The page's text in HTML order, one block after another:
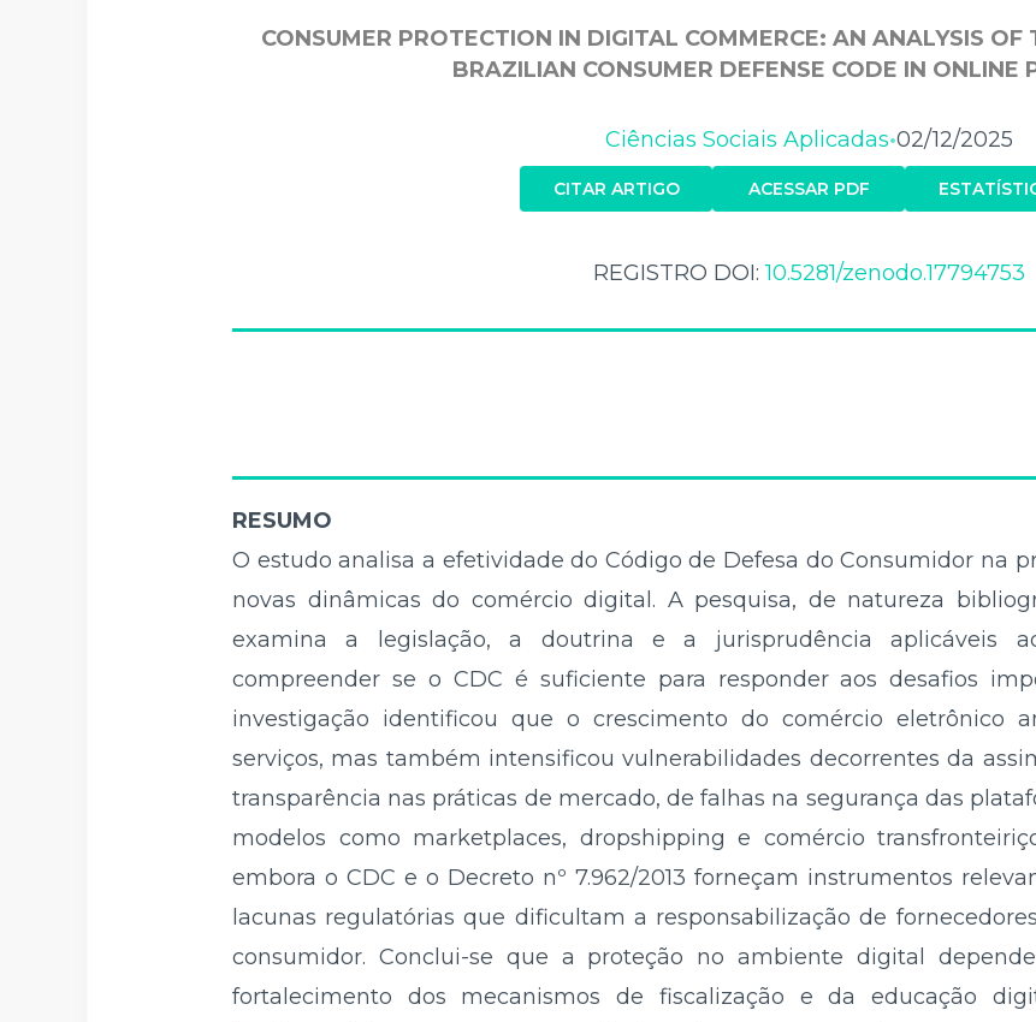
CONSUMER PROTECTION IN DIGITAL COMMERCE: AN ANALYSIS OF
BRAZILIAN CONSUMER DEFENSE CODE IN ONLINE
Ciências Sociais Aplicadas•02/12/2025
CITAR ARTIGO ACESSAR PDF
REGISTRO DOI:10.5281/zenodo.17794753
RESUMO
O estudo analisa a efetividade do Código de Defesa do Consumidor na
novas dinâmicas do comércio digital. A pesquisa, de natureza
examina a legislação, a doutrina e a jurisprudência aplicáveis
compreender se o CDC é suficiente para responder aos desafios
investigação identificou que o crescimento do comércio eletrônico
serviços, mas também intensificou vulnerabilidades decorrentes da
transparência nas práticas de mercado, de falhas na segurança das
modelos como marketplaces, dropshipping e comércio
embora o CDC e o Decreto nº 7.962/2013 forneçam instrumentos
lacunas regulatórias que dificultam a responsabilização de
consumidor. Conclui-se que a proteção no ambiente digital
fortalecimento dos mecanismos de fiscalização e da educação